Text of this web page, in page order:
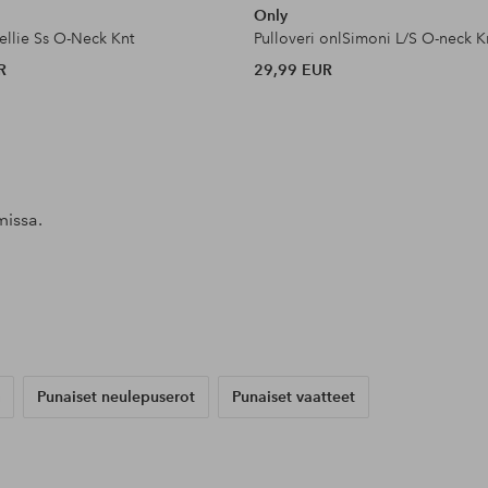
Ss O-Neck Knt
Only
Pulloveri onlSimoni L/S O-neck
29,99 EUR
Punaiset neulepuserot Punaiset vaatteet